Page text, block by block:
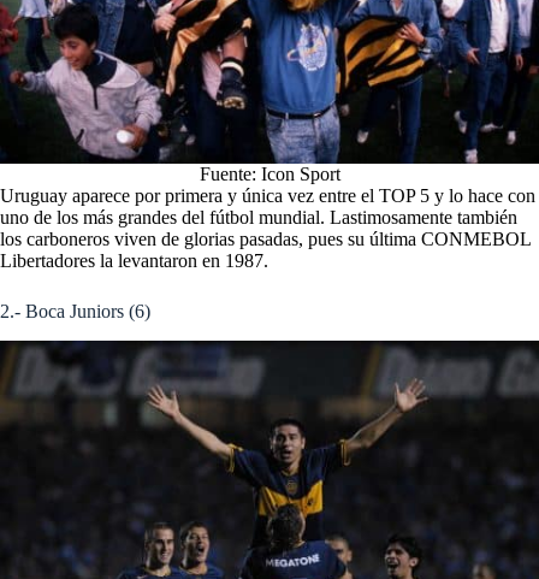
Fuente: Icon Sport
Uruguay aparece por primera y única vez entre el TOP 5 y lo hace con
uno de los más grandes del fútbol mundial. Lastimosamente también
los carboneros viven de glorias pasadas, pues su última CONMEBOL
Libertadores la levantaron en 1987.
2.- Boca Juniors (6)